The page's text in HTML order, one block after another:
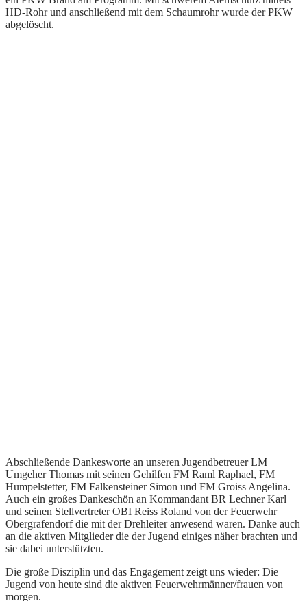
HD-Rohr und anschließend mit dem Schaumrohr wurde der PKW
abgelöscht.
Abschließende Dankesworte an unseren Jugendbetreuer LM
Umgeher Thomas mit seinen Gehilfen FM Raml Raphael, FM
Humpelstetter, FM Falkensteiner Simon und FM Groiss Angelina.
Auch ein großes Dankeschön an Kommandant BR Lechner Karl
und seinen Stellvertreter OBI Reiss Roland von der Feuerwehr
Obergrafendorf die mit der Drehleiter anwesend waren. Danke auch
an die aktiven Mitglieder die der Jugend einiges näher brachten und
sie dabei unterstützten.
Die große Disziplin und das Engagement zeigt uns wieder: Die
Jugend von heute sind die aktiven Feuerwehrmänner/frauen von
morgen.